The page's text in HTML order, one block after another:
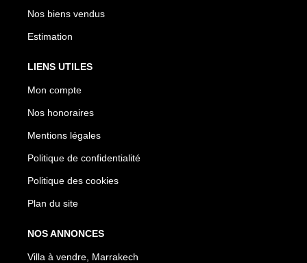
Nos biens vendus
Estimation
LIENS UTILES
Mon compte
Nos honoraires
Mentions légales
Politique de confidentialité
Politique des cookies
Plan du site
NOS ANNONCES
Villa à vendre, Marrakech